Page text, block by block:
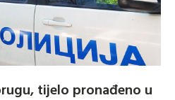
tijelo pronađeno u